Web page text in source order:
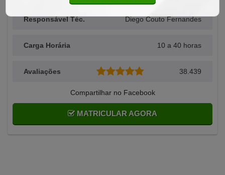
Responsável Téc. Diego Couto Fernandes
Carga Horária 10 a 40 horas
Avaliações 38.439
Compartilhar no Facebook
MATRICULAR AGORA